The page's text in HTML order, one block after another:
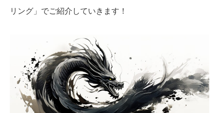
リング」でご紹介していきます！